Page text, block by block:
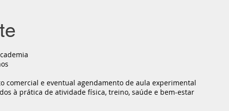
comercial e eventual agendamento de aula experimental
à prática de atividade física, treino, saúde e bem-estar